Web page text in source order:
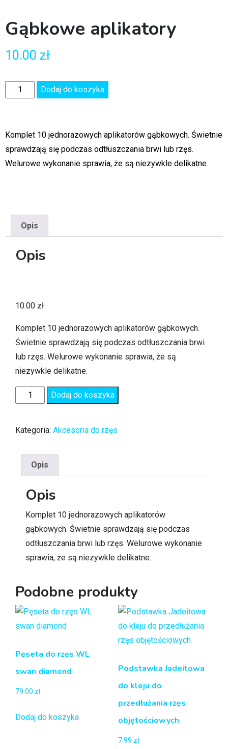
Gąbkowe aplikatory
10.00 zł
Dodaj do koszyka
Komplet 10 jednorazowych aplikatorów gąbkowych. Świetnie
sprawdzają się podczas odtłuszczania brwi lub rzęs.
Welurowe wykonanie sprawia, że są niezywkle delikatne.
Opis
Opis
10.00 zł
Komplet 10 jednorazowych aplikatorów gąbkowych.
Świetnie sprawdzają się podczas odtłuszczania brwi
lub rzęs. Welurowe wykonanie sprawia, że są
niezywkle delikatne.
Dodaj do koszyka
Kategoria: Akcesoria do rzęs
Opis
Opis
Komplet 10 jednorazowych aplikatorów
gąbkowych. Świetnie sprawdzają się podczas
odtłuszczania brwi lub rzęs. Welurowe wykonanie
sprawia, że są niezywkle delikatne.
Podobne produkty
Pęseta do rzęs WL
swan diamond
79.00 zł
Dodaj do koszyka
Podstawka Jadeitowa
do kleju do
przedłużania rzęs
objętościowych
7.99 zł